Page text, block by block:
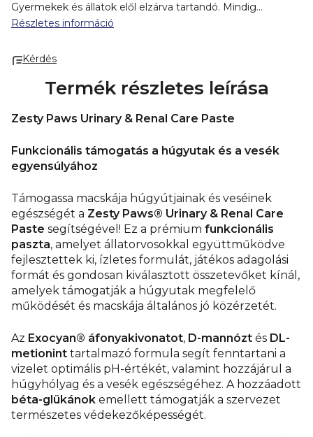
Gyermekek és állatok elől elzárva tartandó. Mindig
biztosítson friss ivóvizet.
Zbraslavská 22/49
Cseh Köztársaság.
Részletes információ
Kérdés
Termék részletes leírása
Zesty Paws Urinary & Renal Care Paste
Funkcionális támogatás a húgyutak és a vesék
egyensúlyához
Támogassa macskája húgyútjainak és veséinek
egészségét a Zesty Paws® Urinary & Renal Care
Paste segítségével! Ez a prémium funkcionális
paszta, amelyet állatorvosokkal együttműködve
fejlesztettek ki, ízletes formulát, játékos adagolási
formát és gondosan kiválasztott összetevőket kínál,
amelyek támogatják a húgyutak megfelelő
működését és macskája általános jó közérzetét.
Az Exocyan® áfonyakivonatot, D-mannózt és DL-
metionint tartalmazó formula segít fenntartani a
vizelet optimális pH-értékét, valamint hozzájárul a
húgyhólyag és a vesék egészségéhez. A hozzáadott
béta-glükánok emellett támogatják a szervezet
természetes védekezőképességét.